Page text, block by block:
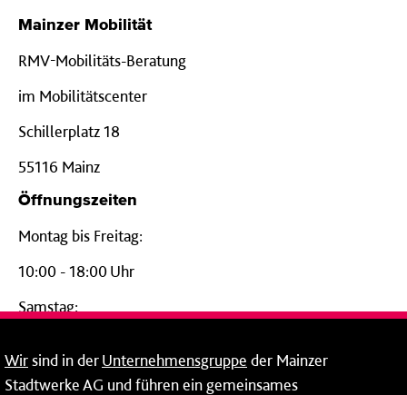
Mainzer Mobilität
RMV-Mobilitäts-Beratung
im Mobilitätscenter
Schillerplatz 18
55116 Mainz
Öffnungszeiten
Montag bis Freitag:
10:00 - 18:00 Uhr
Samstag:
24-Stunden-Telefon*
Wirsind in derUnternehmensgruppe der Mainzer
Stadtwerke AG und führen ein gemeinsames